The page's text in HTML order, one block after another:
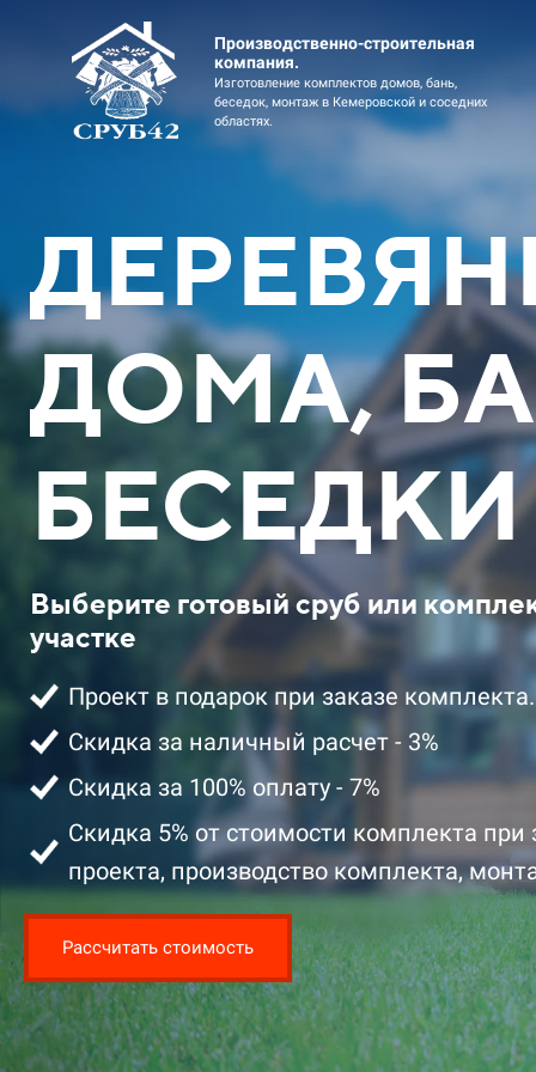
Производственно-строительная
компания.
Изготовление комплектов домов, бань,
беседок, монтаж в Кемеровской и соседних
областях.
ДОМА,
БЕСЕДКИ
Выберите готовый сруб или
участке
Проект в подарок при заказе комплекта.
Скидка за наличный расчет - 3%
Скидка за 100% оплату - 7%
Скидка 5% от стоимости комплекта
проекта, производство комплекта,
Рассчитать стоимость
Дом коттедж 2эт 8х12 Брус
профилированный
Скидка до 448100 ₽
2 329 100 ₽ цена за комплект со
Подробнее Заказать
Дом
1 892 700 ₽
Подробнее